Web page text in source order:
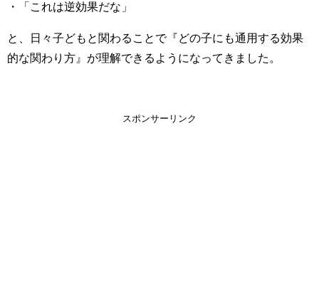
・「これは逆効果だな」
と、日々子どもと関わることで『どの子にも通用する効果
的な関わり方』が理解できるようになってきました。
スポンサーリンク